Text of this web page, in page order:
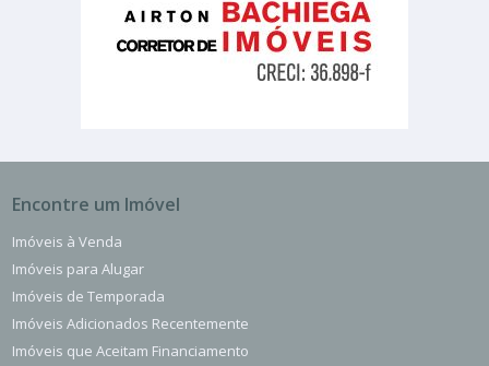
Encontre um Imóvel
Imóveis à Venda
Imóveis para Alugar
Imóveis de Temporada
Imóveis Adicionados Recentemente
Imóveis que Aceitam Financiamento